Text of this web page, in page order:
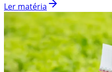
Ler matéria